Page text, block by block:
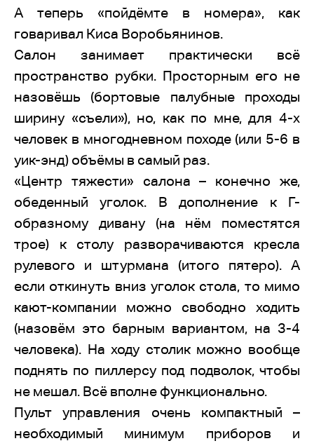
А теперь «пойдёмте в номера», как
говаривал Киса Воробьянинов.
Салон занимает практически всё
пространство рубки. Просторным его не
назовёшь (бортовые палубные проходы
ширину «съели»), но, как по мне, для 4-х
человек в многодневном походе (или 5-6 в
уик-энд) объёмы в самый раз.
«Центр тяжести» салона – конечно же,
обеденный уголок. В дополнение к Г-
образному дивану (на нём поместятся
трое) к столу разворачиваются кресла
рулевого и штурмана (итого пятеро). А
если откинуть вниз уголок стола, то мимо
кают-компании можно свободно ходить
(назовём это барным вариантом, на 3-4
человека). На ходу столик можно вообще
поднять по пиллерсу под подволок, чтобы
не мешал. Всё вполне функционально.
Пульт управления очень компактный –
необходимый минимум приборов и